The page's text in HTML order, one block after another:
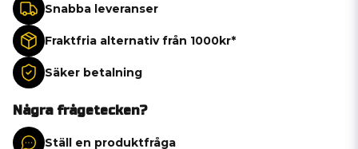
Snabba leveranser
Fraktfria alternativ från 1000kr*
Säker betalning
Några frågetecken?
Ställ en produktfråga